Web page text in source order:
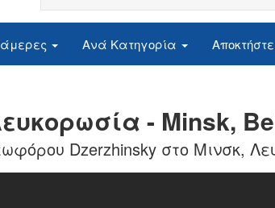
Ανά Κατηγορία
- Minsk,
Dzerzhinsky στο Μινσκ,